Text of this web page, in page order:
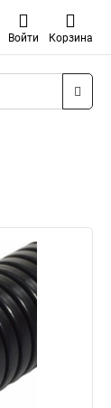
Войти Корзина